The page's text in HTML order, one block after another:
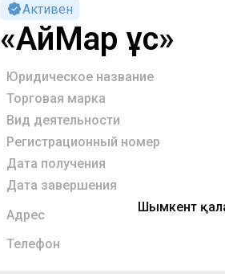
Активен
«АйМар Құс»
Юридическое название
Торговая марка
Вид деятельности
Регистрационный номер
Дата получения
Дата завершения
Адрес
Шымкент
Телефон